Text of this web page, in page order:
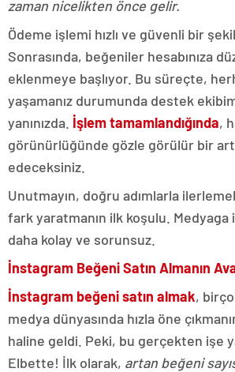
zaman nicelikten önce gelir.
Ödeme işlemi hızlı ve güvenli bir
Sonrasında, beğeniler hesabınıza
eklenmeye başlıyor. Bu süreçte,
yaşamanız durumunda destek
yanınızda. İşlem tamamlandığında,
görünürlüğünde gözle görülür bir
edeceksiniz.
Unutmayın, doğru adımlarla
fark yaratmanın ilk koşulu.
daha kolay ve sorunsuz.
İnstagram Beğeni Satın Almanın
İnstagram beğeni satın almak,
medya dünyasında hızla öne
haline geldi. Peki, bu gerçekten işe
Elbette! İlk olarak, artan beğeni